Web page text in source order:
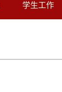
学生工作